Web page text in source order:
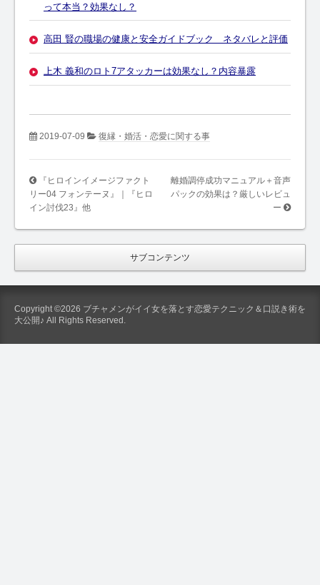
って本当？効果なし？
高田 賢の職場の健康と安全ガイドブック ネタバレと評価
上木 義和のロト7アタッカーは効果なし？内容暴露
2019-07-09 復縁・婚活・恋愛に関する事
『ヒロインイメージファクト
リー04 フォンテーヌ』｜『ヒロ
イン討伐23』他
離婚調停成功マニュアル＋音声
パックの効果は？厳しいレビュ
ー
サブコンテンツ
Copyright ©2026 ブチャメンがイイ女を落とす恋愛テクニック＆口説き術を
大公開♪ All Rights Reserved.